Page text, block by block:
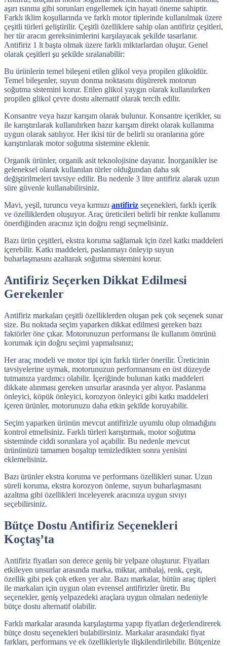
aşırı ısınma gibi sorunları engellemek için hayati öneme sahiptir.
Farklı iklim koşullarında ve farklı motor tiplerinde kullanılmak üzere
çeşitli türleri geliştirilir. Çeşitli özelliklere sahip olan antifiriz çeşitleri,
her tür aracın gereksinimlerini karşılayacak şekilde tasarlanır.
Antifiriz 1 lt başta olmak üzere farklı miktarlardan oluşur. Genel
olarak çeşitleri şu şekilde sıralanabilir:
Bu ürünlerin temel bileşeni etilen glikol veya propilen glikoldür.
Temel bileşenler, suyun donma noktasını düşürerek motorun
soğutma sistemini korur. Etilen glikol yaygın olarak kullanılırken
propilen glikol çevre dostu alternatif olarak tercih edilir.
Konsantre veya hazır karışım olarak bulunur. Konsantre içerikler, su
ile karıştırılarak kullanılırken hazır karışım direkt olarak kullanıma
uygun olarak satılıyor. Her ikisi tür de belirli su oranlarına göre
karıştırılarak motor soğutma sistemine eklenir.
Organik ürünler, organik asit teknolojisine dayanır. İnorganikler ise
geleneksel olarak kullanılan türler olduğundan daha sık
değiştirilmeleri tavsiye edilir. Bu nedenle 3 litre antifiriz alarak uzun
süre güvenle kullanabilirsiniz.
Mavi, yeşil, turuncu veya kırmızı antifiriz seçenekleri, farklı içerik
ve özelliklerden oluşuyor. Araç üreticileri belirli bir renkte kullanımı
önerdiğinden aracınız için doğru rengi seçmelisiniz.
Bazı ürün çeşitleri, ekstra koruma sağlamak için özel katkı maddeleri
içerebilir. Katkı maddeleri, paslanmayı önleyip suyun
buharlaşmasını azaltarak soğutma sistemini korur.
Antifiriz Seçerken Dikkat Edilmesi
Gerekenler
Antifiriz markaları çeşitli özelliklerden oluşan pek çok seçenek sunar
size. Bu noktada seçim yaparken dikkat edilmesi gereken bazı
faktörler öne çıkar. Motorunuzun performansı ile kullanım ömrünü
korumak için doğru seçimi yapmalısınız;
Her araç modeli ve motor tipi için farklı türler önerilir. Üreticinin
tavsiyelerine uymak, motorunuzun performansını en üst düzeyde
tutmanıza yardımcı olabilir. İçeriğinde bulunan katkı maddeleri
dikkate alınması gereken unsurlar arasında yer alıyor. Paslanma
önleyici, köpük önleyici, korozyon önleyici gibi katkı maddeleri
içeren ürünler, motorunuzu daha etkin şekilde koruyabilir.
Seçim yaparken ürünün mevcut antifirizle uyumlu olup olmadığını
kontrol etmelisiniz. Farklı türleri karıştırmak, motor soğutma
sisteminde ciddi sorunlara yol açabilir. Bu nedenle mevcut
ürününüzü tamamen boşaltıp temizledikten sonra yenisini
eklemelisiniz.
Bazı ürünler ekstra koruma ve performans özellikleri sunar. Uzun
süreli koruma, ekstra korozyon önleme, suyun buharlaşmasını
azaltma gibi özellikleri inceleyerek aracınıza uygun sıvıyı
seçebilirsiniz.
Bütçe Dostu Antifiriz Seçenekleri
Koçtaş’ta
Antifiriz fiyatları son derece geniş bir yelpaze oluşturur. Fiyatları
etkileyen unsurlar arasında marka, miktar, ambalaj, renk, çeşit,
özellik gibi pek çok etken yer alır. Bazı markalar, bütün araç tipleri
ile markaları için uygun olan evrensel antifirizler üretir. Bu
seçenekler, geniş yelpazedeki araçlara uygun olmaları nedeniyle
bütçe dostu alternatif olabilir.
Farklı markalar arasında karşılaştırma yapıp fiyatları değerlendirerek
bütçe dostu seçenekleri bulabilirsiniz. Markalar arasındaki fiyat
farkları, performans ve ek özellikleriyle ilişkilendirilebilir. Bütçenize